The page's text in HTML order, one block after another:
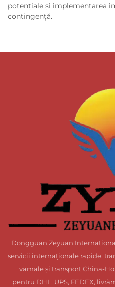
potențiale și implementarea
contingență.
Dongguan Zeyuan
servicii internaționale rapide,
vamale și transport China-
pentru DHL, UPS, FEDEX,